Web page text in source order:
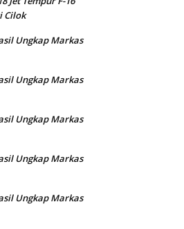
Cilok
Ungkap Markas
Ungkap Markas
Ungkap Markas
Ungkap Markas
Ungkap Markas